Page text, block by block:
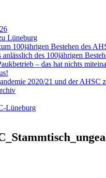
Lüneburg
100jährigen Bestehen des
anlässlich des 100jährigen
– das hat nichts
2020/21 und der AHSC
Lüneburg